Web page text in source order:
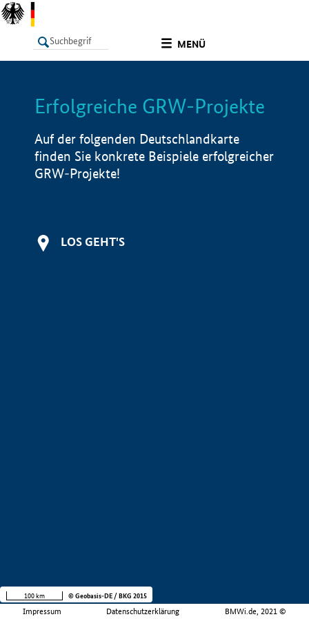
MENÜ
LISTE Info
Erfolgreiche GRW-Projekte
Auf der folgenden Deutschlandkarte
finden Sie konkrete Beispiele erfolgreicher
GRW-Projekte!
LOS GEHT'S
Impressum Datenschutzerklärung BMWi.de, 2021 ©
100 km © Geobasis-DE / BKG 2015